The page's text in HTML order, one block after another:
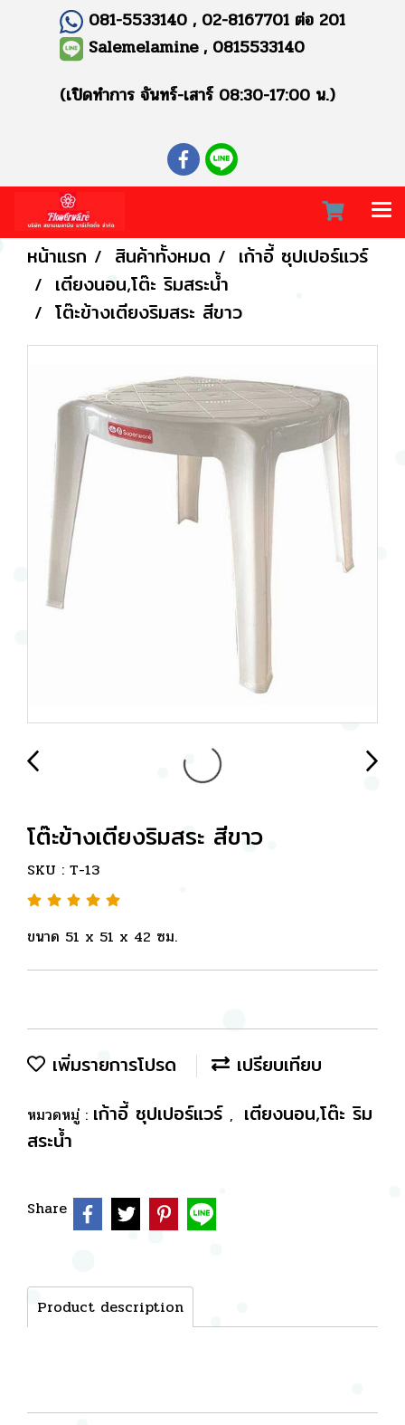
081-5533140 , 02-8167701 ต่อ 201
Salemelamine , 0815533140
(เปิดทำการ จันทร์-เสาร์ 08:30-17:00 น.)
หน้าแรก สินค้าทั้งหมด
เก้าอี้ ซุปเปอร์แวร์
เตียงนอน,โต๊ะ ริมสระน้ำ
โต๊ะข้างเตียงริมสระ สีขาว
โต๊ะข้างเตียงริมสระ สีขาว
SKU : T-13
ขนาด 51 x 51 x 42 ซม.
เพิ่มรายการโปรด เปรียบเทียบ
หมวดหมู่ : เก้าอี้ ซุปเปอร์แวร์ , เตียงนอน,โต๊ะ ริม
สระน้ำ
Share
Product description